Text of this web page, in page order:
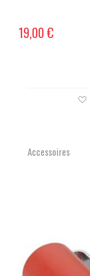
19,00 €
Accessoires